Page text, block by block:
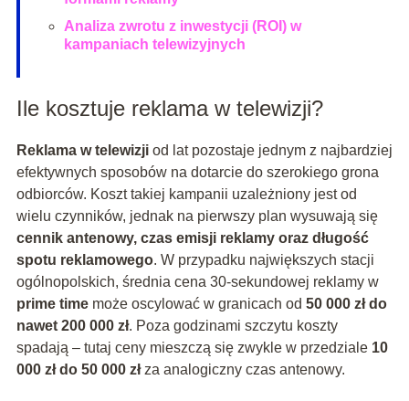
Analiza zwrotu z inwestycji (ROI) w
kampaniach telewizyjnych
Ile kosztuje reklama w telewizji?
Reklama w telewizjiod lat pozostaje jednym z najbardziej
efektywnych sposobów na dotarcie do szerokiego grona
odbiorców. Koszt takiej kampanii uzależniony jest od
wielu czynników, jednak na pierwszy plan wysuwają się
cennik antenowy, czas emisji reklamy oraz długość
spotu reklamowego. W przypadku największych stacji
ogólnopolskich, średnia cena 30-sekundowej reklamy w
prime timemoże oscylować w granicach od 50 000 zł do
nawet 200 000 zł. Poza godzinami szczytu koszty
spadają – tutaj ceny mieszczą się zwykle w przedziale 10
000 zł do 50 000 złza analogiczny czas antenowy.